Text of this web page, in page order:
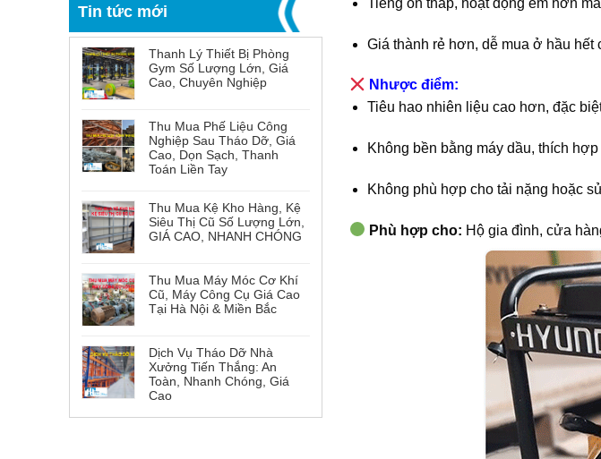
Tin tức mới
Thanh Lý Thiết Bị Phòng
Gym Số Lượng Lớn, Giá
Cao, Chuyên Nghiệp
Thu Mua Phế Liệu Công
Nghiệp Sau Tháo Dỡ, Giá
Cao, Dọn Sạch, Thanh
Toán Liền Tay
Thu Mua Kệ Kho Hàng, Kệ
Siêu Thị Cũ Số Lượng Lớn,
GIÁ CAO, NHANH CHÓNG
Thu Mua Máy Móc Cơ Khí
Cũ, Máy Công Cụ Giá Cao
Tại Hà Nội & Miền Bắc
Dịch Vụ Tháo Dỡ Nhà
Xưởng Tiến Thắng: An
Toàn, Nhanh Chóng, Giá
Cao
Giá thành rẻ hơn, dễ mua ở hầu hết
Nhược điểm:
Tiêu hao nhiên liệu cao hơn, đặc
Không bền bằng máy dầu, thích
Không phù hợp cho tải nặng hoặc
Phù hợp cho: Hộ gia đình, cửa